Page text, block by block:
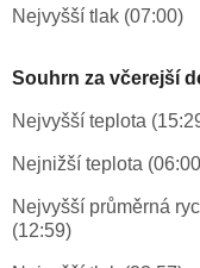
Nejvyšší tlak (07:00)
Souhrn za včerejší
Nejvyšší teplota
Nejnižší teplota
Nejvyšší průměrná
(12:59)